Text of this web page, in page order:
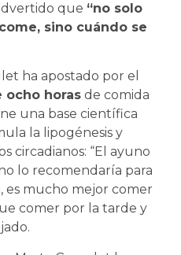
que “no solo
sino cuándo se
ha apostado por el
horas de comida
una base científica
la lipogénesis y
circadianos: “El ayuno
lo recomendaría para
es mucho mejor comer
comer por la tarde y